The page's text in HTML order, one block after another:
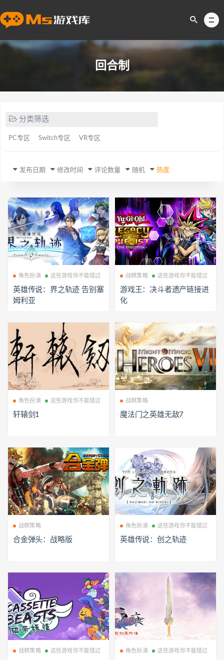
回合制
分类筛选
PC专区 Switch专区 VR专区
发布日期 修改时间 评论数量 随机 热度
角色扮演 这些游戏你不能错过
英雄传说：界之轨迹 告别塞
姆利亚
战棋策略 这些游戏你不能错过
游戏王：决斗者遗产链接进
化
角色扮演 这些游戏你不能错过
轩辕剑1
战棋策略
魔法门之英雄无敌7
战棋策略
合金弹头：战略版
角色扮演 这些游戏你不能错过
英雄传说：创之轨迹
战棋策略 这些游戏你不能错过 角色扮演 这些游戏你不能错过